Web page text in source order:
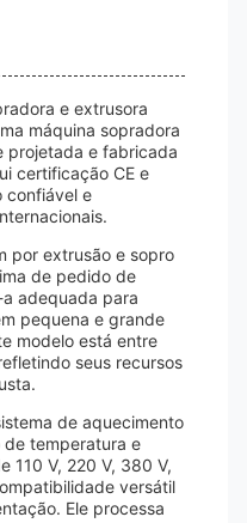
e extrusora
máquina sopradora
projetada e fabricada
certificação CE e
confiável e
por extrusão e sopro
de pedido de
adequada para
pequena e grande
modelo está entre
seus recursos
de aquecimento
temperatura e
110 V, 220 V, 380 V,
versátil
Ele processa